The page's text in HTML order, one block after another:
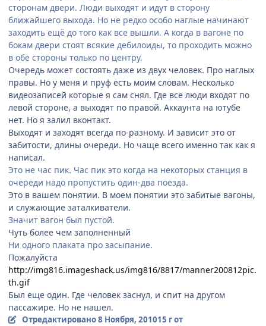
сторонам двери. Люди выходят и идут в сторону
ближайшего выхода. Но не редко особо наглые начинают
заходить ещё до того как все вышли. А когда в вагоне по
бокам двери стоят всякие дебилоиды, то проходить можно
в обе стороны только по центру.
Очередь может состоять даже из двух человек. Про наглых
правы. Но у меня и пруф есть моим словам. Несколько
видеозаписей которые я сам снял. Где все люди входят по
левой стороне, а выходят по правой. Аккаунта на ютубе
нет. Но я залил вконтакт.
Выходят и заходят всегда по-разному. И зависит это от
забитости, длины очереди. Но чаще всего именно так как я
написал.
Это не час пик. Час пик это когда на некоторых станция в
очереди надо пропустить один-два поезда.
Это в вашем понятии. В моем понятии это забитые вагоны,
и служающие заталкиватели.
Значит вагон был пустой.
Чуть более чем заполненный
Ни одного плаката про засыпание.
Пожалуйста
http://img816.imageshack.us/img816/8817/manner200812pic.
th.gif
Был еще один. Где человек заснул, и спит на другом
пассажире. Но не нашел.
Отредактировано8 Ноября, 201015 гот